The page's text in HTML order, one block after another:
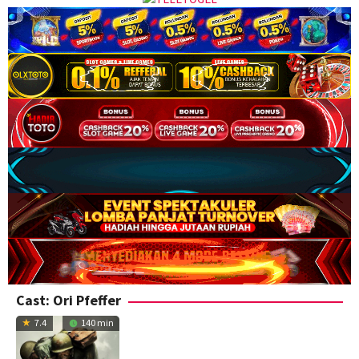
Cast: Ori Pfeffer
7.4 140 min